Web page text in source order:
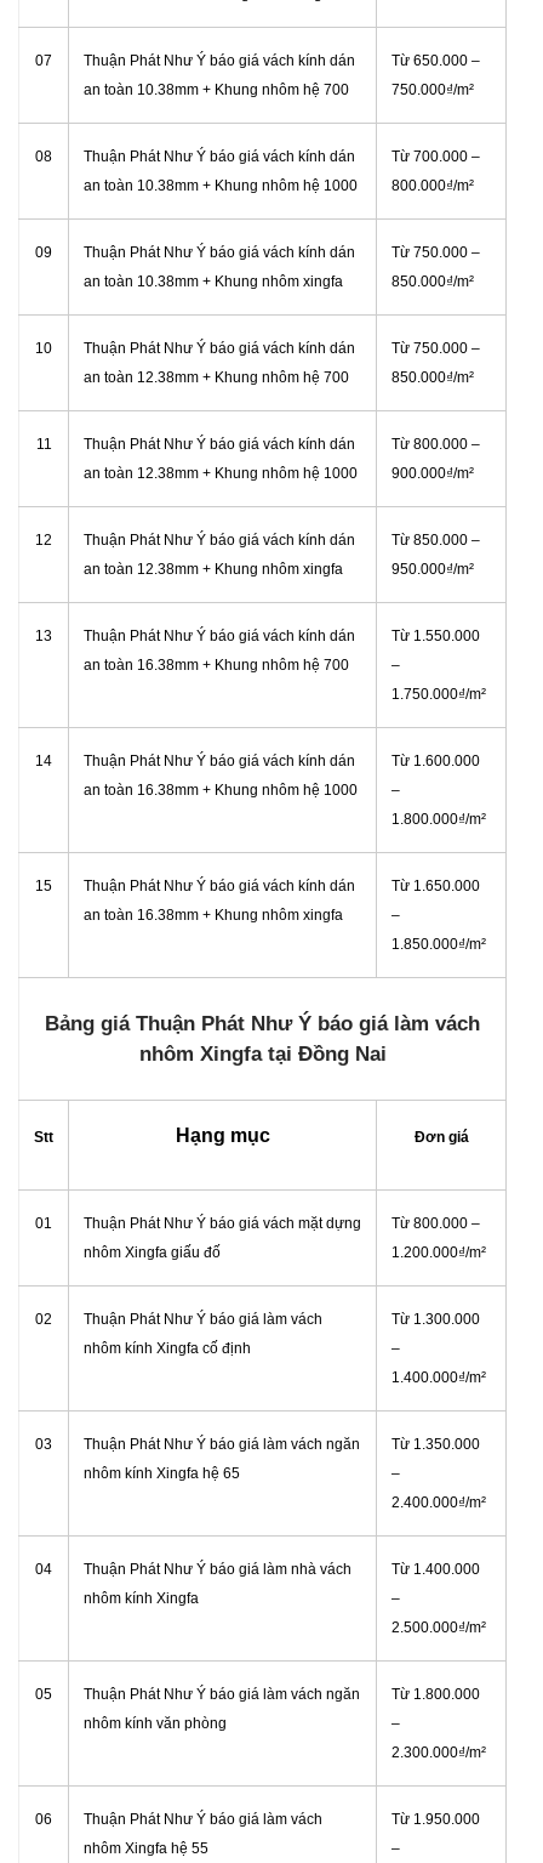
07
Thuận Phát Như Ý báo giá vách kính dán
an toàn 10.38mm + Khung nhôm hệ 700
Từ 650.000 –
750.000₫/m²
08
Thuận Phát Như Ý báo giá vách kính dán
an toàn 10.38mm + Khung nhôm hệ 1000
Từ 700.000 –
800.000₫/m²
09
Thuận Phát Như Ý báo giá vách kính dán
an toàn 10.38mm + Khung nhôm xingfa
Từ 750.000 –
850.000₫/m²
10
Thuận Phát Như Ý báo giá vách kính dán
an toàn 12.38mm + Khung nhôm hệ 700
Từ 750.000 –
850.000₫/m²
11
Thuận Phát Như Ý báo giá vách kính dán
an toàn 12.38mm + Khung nhôm hệ 1000
Từ 800.000 –
900.000₫/m²
12
Thuận Phát Như Ý báo giá vách kính dán
an toàn 12.38mm + Khung nhôm xingfa
Từ 850.000 –
950.000₫/m²
13
Thuận Phát Như Ý báo giá vách kính dán
an toàn 16.38mm + Khung nhôm hệ 700
Từ 1.550.000
–
1.750.000₫/m²
14
Thuận Phát Như Ý báo giá vách kính dán
an toàn 16.38mm + Khung nhôm hệ 1000
Từ 1.600.000
–
1.800.000₫/m²
15
Thuận Phát Như Ý báo giá vách kính dán
an toàn 16.38mm + Khung nhôm xingfa
Từ 1.650.000
–
1.850.000₫/m²
Bảng giá Thuận Phát Như Ý báo giá làm vách
nhôm Xingfa tại Đồng Nai
Stt Hạng mục Đơn giá
01
Thuận Phát Như Ý báo giá vách mặt dựng
nhôm Xingfa giấu đố
Từ 800.000 –
1.200.000₫/m²
02
Thuận Phát Như Ý báo giá làm vách
nhôm kính Xingfa cố định
Từ 1.300.000
–
1.400.000₫/m²
03
Thuận Phát Như Ý báo giá làm vách ngăn
nhôm kính Xingfa hệ 65
Từ 1.350.000
–
2.400.000₫/m²
04
Thuận Phát Như Ý báo giá làm nhà vách
nhôm kính Xingfa
Từ 1.400.000
–
2.500.000₫/m²
05
Thuận Phát Như Ý báo giá làm vách ngăn
nhôm kính văn phòng
Từ 1.800.000
–
2.300.000₫/m²
06
Thuận Phát Như Ý báo giá làm vách
nhôm Xingfa hệ 55
Từ 1.950.000
–